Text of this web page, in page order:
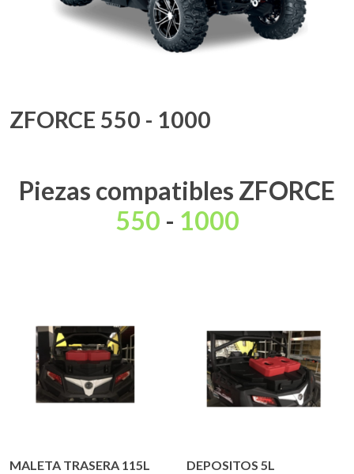
ZFORCE 550 - 1000
Piezas compatibles ZFORCE
550 - 1000
MALETA TRASERA 115L
DEPOSITOS 5L